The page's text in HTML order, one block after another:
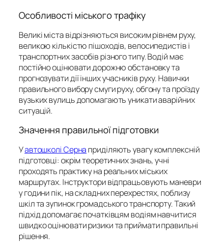
Особливості міського трафіку
Великі міста відрізняються високим рівнем руху,
великою кількістю пішоходів, велосипедистів і
транспортних засобів різного типу. Водій має
постійно оцінювати дорожню обстановку та
прогнозувати дії інших учасників руху. Навички
правильного вибору смуги руху, обгону та проїзду
вузьких вулиць допомагають уникати аварійних
ситуацій.
Значення правильної підготовки
Уавтошколі Серна приділяють увагу комплексній
підготовці: окрім теоретичних знань, учні
проходять практику на реальних міських
маршрутах. Інструктори відпрацьовують маневри
у години пік, на складних перехрестях, поблизу
шкіл та зупинок громадського транспорту. Такий
підхід допомагає початківцям водіям навчитися
швидко оцінювати ризики та приймати правильні
рішення.